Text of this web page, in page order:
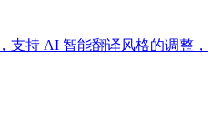
支持 AI 智能翻译风格的调整，